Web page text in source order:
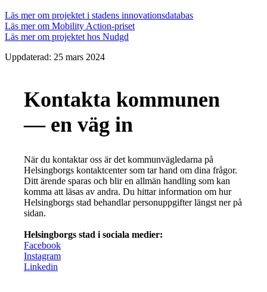
Läs mer om projektet i stadens innovationsdatabas
Läs mer om Mobility Action-priset
Läs mer om projektet hos Nudgd
Uppdaterad: 25 mars 2024
Kontakta kommunen
— en väg in
När du kontaktar oss är det kommunvägledarna på
Helsingborgs kontaktcenter som tar hand om dina frågor.
Ditt ärende sparas och blir en allmän handling som kan
komma att läsas av andra. Du hittar information om hur
Helsingborgs stad behandlar personuppgifter längst ner på
sidan.
Helsingborgs stad i sociala medier:
Facebook
Instagram
Linkedin